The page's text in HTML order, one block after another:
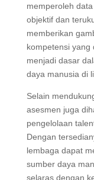
memperoleh
objektif dan
memberikan
kompetensi yang
menjadi dasar
daya manusia di
Selain
asesmen juga
pengelolaan
Dengan
lembaga dapat
sumber daya
selaras dengan